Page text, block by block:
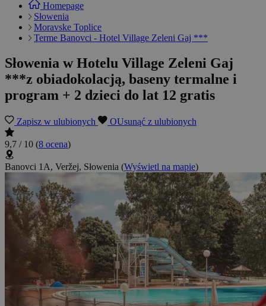
Homepage
Słowenia
Moravske Toplice
Terme Banovci - Hotel Village Zeleni Gaj ***
Słowenia w Hotelu Village Zeleni Gaj
***z obiadokolacją, baseny termalne i
program + 2 dzieci do lat 12 gratis
Zapisz w ulubionych OUsunąć z ulubionych
9,7 / 10 (8 ocena)
Banovci 1A, Veržej, Słowenia (Wyświetl na mapie)